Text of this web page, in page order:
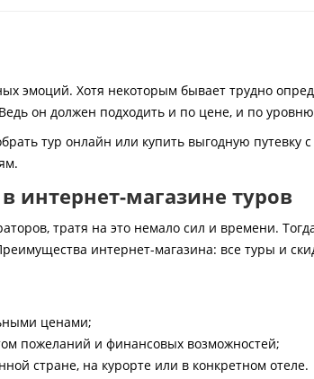
эмоций. Хотя некоторым бывает трудно
он должен подходить и по цене, и по
тур онлайн или купить выгодную
интернет-магазине туров
тратя на это немало сил и времени.
интернет-магазина: все туры и
ценами;
пожеланий и финансовых возможностей;
стране, на курорте или в конкретном отеле.